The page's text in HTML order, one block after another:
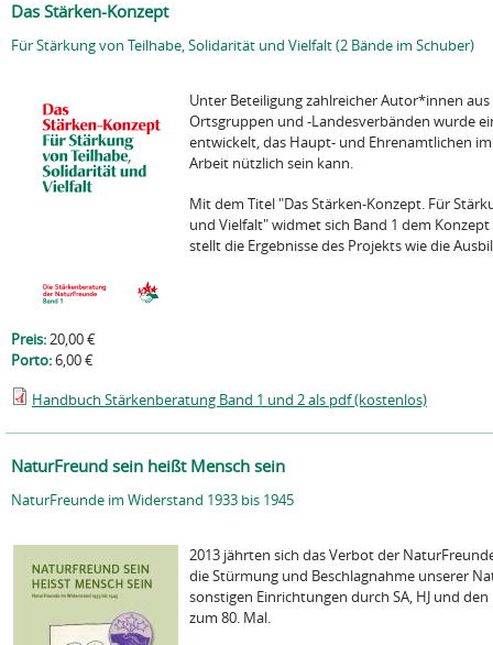
Das Stärken-Konzept
Für Stärkung von Teilhabe, Solidarität und Vielfalt (2 Bände im Schuber)
Unter Beteiligung zahlreicher Autor*innen
Ortsgruppen und -Landesverbänden wurde
entwickelt, das Haupt- und Ehrenamtlichen
Arbeit nützlich sein kann.
Mit dem Titel "Das Stärken-Konzept. Für
und Vielfalt" widmet sich Band 1 dem
stellt die Ergebnisse des Projekts wie die
Preis:20,00 €
Porto:6,00 €
Handbuch Stärkenberatung Band 1 und 2 als pdf (kostenlos)
NaturFreund sein heißt Mensch sein
NaturFreunde im Widerstand 1933 bis 1945
2013 jährten sich das Verbot der
die Stürmung und Beschlagnahme unserer
sonstigen Einrichtungen durch SA, HJ und
zum 80. Mal.